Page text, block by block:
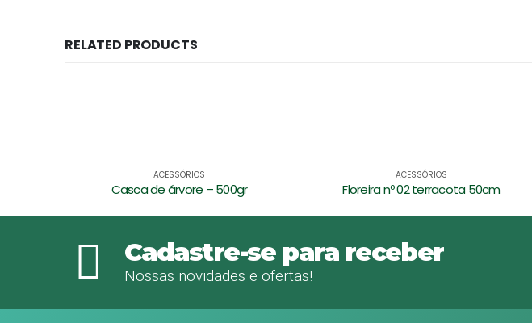
RELATED PRODUCTS
ACESSÓRIOS
Floreira nº 02 terracota 50cm
ACESSÓRIOS
Floreira nº 03 terracota 60cm
Cadastre-se para receber
Nossas novidades e ofertas!